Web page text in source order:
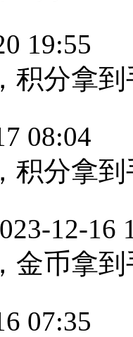
19:55
积分拿到
08:04
积分拿到
12-16
金币拿到
07:35